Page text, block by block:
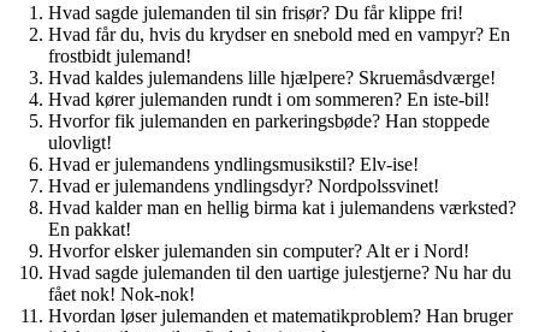
Hvad sagde julemanden til sin frisør? Du får klippe fri!
Hvad får du, hvis du krydser en snebold med en vampyr? En
frostbidt julemand!
Hvad kaldes julemandens lille hjælpere? Skruemåsdværge!
Hvad kører julemanden rundt i om sommeren? En iste-bil!
Hvorfor fik julemanden en parkeringsbøde? Han stoppede
ulovligt!
Hvad er julemandens yndlingsmusikstil? Elv-ise!
Hvad er julemandens yndlingsdyr? Nordpolssvinet!
Hvad kalder man en hellig birma kat i julemandens værksted?
En pakkat!
Hvorfor elsker julemanden sin computer? Alt er i Nord!
Hvad sagde julemanden til den uartige julestjerne? Nu har du
fået nok! Nok-nok!
Hvordan løser julemanden et matematikproblem? Han bruger